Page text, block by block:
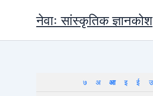
नेवाः सांस्कृतिक ज्ञानकोश
७ अ आ इ ई उ